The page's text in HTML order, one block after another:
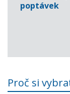
poptávek
Proč si